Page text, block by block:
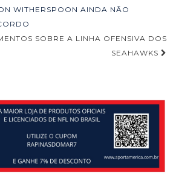
WITHERSPOON AINDA NÃO
SOBRE A LINHA OFENSIVA DOS
SEAHAWKS